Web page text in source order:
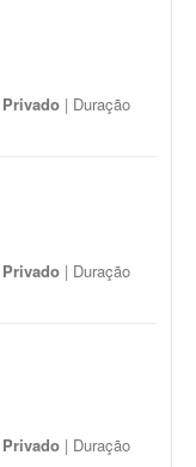
Privado | Duração
Privado | Duração
Privado | Duração